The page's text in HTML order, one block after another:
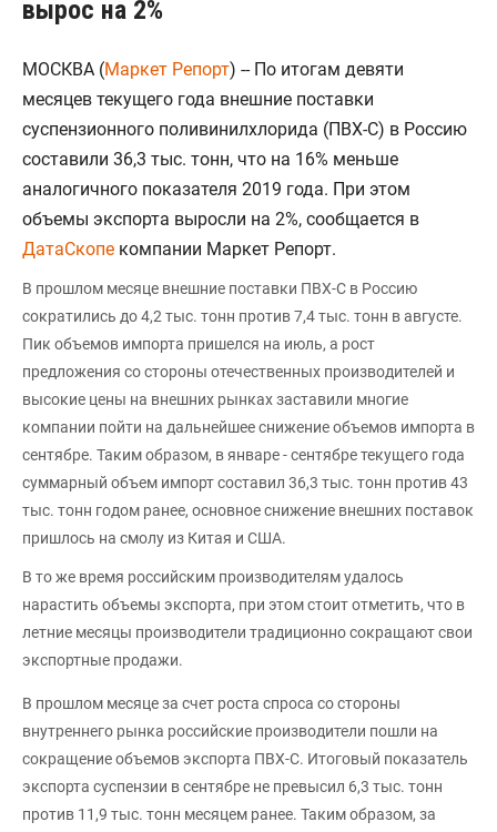
вырос на 2%
МОСКВА (Маркет Репорт) -- По итогам девяти
месяцев текущего года внешние поставки
суспензионного поливинилхлорида (ПВХ-С) в Россию
составили 36,3 тыс. тонн, что на 16% меньше
аналогичного показателя 2019 года. При этом
объемы экспорта выросли на 2%, сообщается в
ДатаСкопе компании Маркет Репорт.
В прошлом месяце внешние поставки ПВХ-С в Россию
сократились до 4,2 тыс. тонн против 7,4 тыс. тонн в августе.
Пик объемов импорта пришелся на июль, а рост
предложения со стороны отечественных производителей и
высокие цены на внешних рынках заставили многие
компании пойти на дальнейшее снижение объемов импорта в
сентябре. Таким образом, в январе - сентябре текущего года
суммарный объем импорт составил 36,3 тыс. тонн против 43
тыс. тонн годом ранее, основное снижение внешних поставок
пришлось на смолу из Китая и США.
В то же время российским производителям удалось
нарастить объемы экспорта, при этом стоит отметить, что в
летние месяцы производители традиционно сокращают свои
экспортные продажи.
В прошлом месяце за счет роста спроса со стороны
внутреннего рынка российские производители пошли на
сокращение объемов экспорта ПВХ-С. Итоговый показатель
экспорта суспензии в сентябре не превысил 6,3 тыс. тонн
против 11,9 тыс. тонн месяцем ранее. Таким образом, за